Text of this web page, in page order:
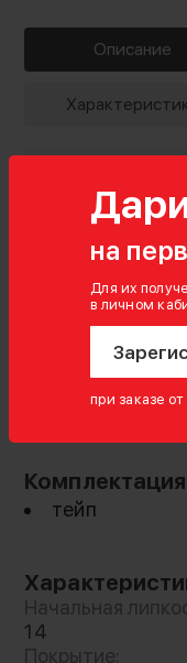
на
Для их
в личном
при заказе
Описание
Если вы ищете
Комплектация
тейп
Начальная
14
Покрытие: